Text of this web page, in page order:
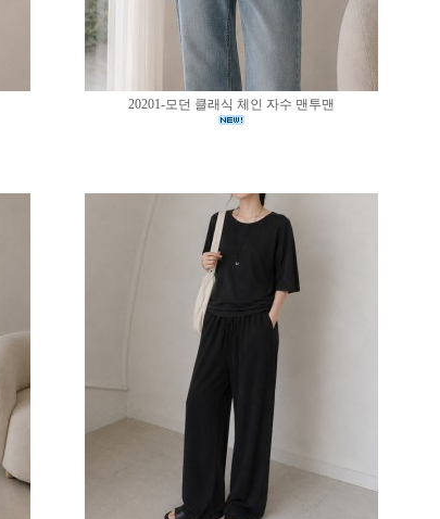
20201-모던 클래식 체인 자수 맨투맨